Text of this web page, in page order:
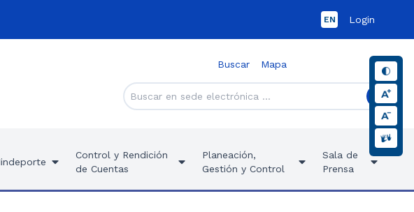
EN Login
Buscar Mapa
Control y Rendición
de Cuentas
Planeación,
Gestión y Control
Sala de
Prensa